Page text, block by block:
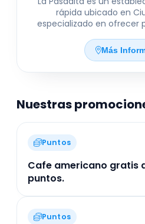
rápida ubicado en
especializado en ofrecer
Situado en la Calle 1527
Aragón VI Secc, Gustavo A.
deliciosa y
Más
Nuestras
Puntos
Cafe americano gratis
puntos.
Puntos